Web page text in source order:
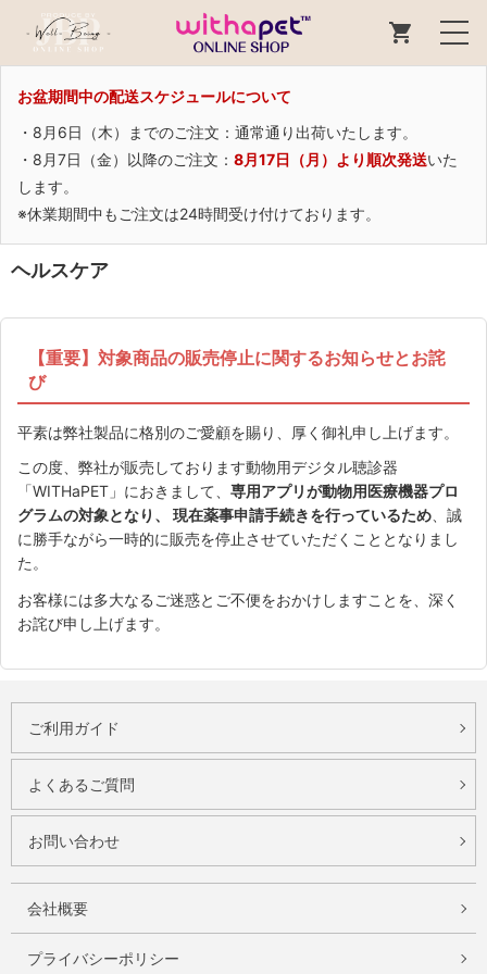
お盆期間中の配送スケジュールについて
・8月6日（木）までのご注文：通常通り出荷いたします。
・8月7日（金）以降のご注文： 8月17日（月）より順次発送いた
します。
※休業期間中もご注文は24時間受け付けております。
ヘルスケア
【重要】対象商品の販売停止に関するお知らせとお詫
び
平素は弊社製品に格別のご愛顧を賜り、厚く御礼申し上げます。
この度、弊社が販売しております動物用デジタル聴診器
「WITHaPET」におきまして、 専用アプリが動物用医療機器プロ
グラムの対象となり、 現在薬事申請手続きを行っているため 、誠
に勝手ながら一時的に販売を停止させていただくこととなりまし
た。
お客様には多大なるご迷惑とご不便をおかけしますことを、深く
お詫び申し上げます。
ご利用ガイド
よくあるご質問
お問い合わせ
会社概要
プライバシーポリシー